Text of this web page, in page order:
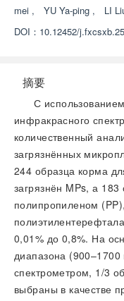
mei , YU Ya-ping ,
LI
DOI： 10.12452/
摘要
С
инфракрасного
количественный
загрязнённых
244 образца корма
загрязнён MPs, а 183
полипропиленом
0,01% до 0,8%. На
диапазона
спектрометром, 1/3
выбраны в качестве